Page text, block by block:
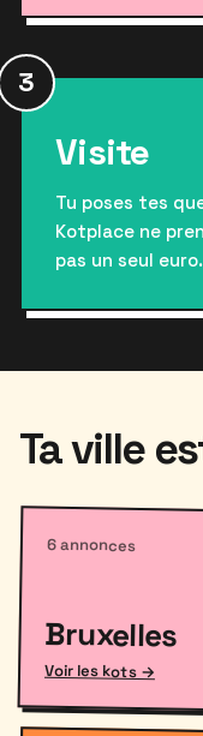
3
Visite
Tu poses tes
Kotplace ne
pas un seul euro.
Ta ville
6 annonces
Bruxelles
Voir les kots →